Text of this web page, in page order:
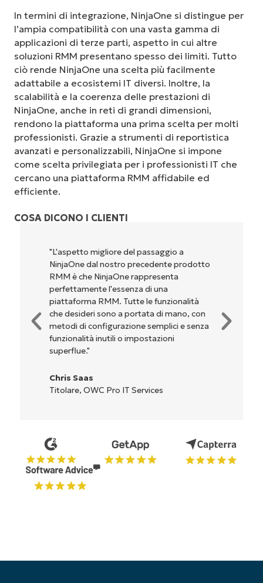
In termini di integrazione, NinjaOne si distingue per
l’ampia compatibilità con una vasta gamma di
applicazioni di terze parti, aspetto in cui altre
soluzioni RMM presentano spesso dei limiti. Tutto
ciò rende NinjaOne una scelta più facilmente
adattabile a ecosistemi IT diversi. Inoltre, la
scalabilità e la coerenza delle prestazioni di
NinjaOne, anche in reti di grandi dimensioni,
rendono la piattaforma una prima scelta per molti
professionisti. Grazie a strumenti di reportistica
avanzati e personalizzabili, NinjaOne si impone
come scelta privilegiata per i professionisti IT che
cercano una piattaforma RMM affidabile ed
efficiente.
COSA DICONO I CLIENTI
"NinjaOne è incredibilmente facile da usare,
perché unisce un’interfaccia fluida a
potenti funzionalità di back-end. La
configurazione e la gestione
dell'interfaccia non sono affatto
complicate. Tutte le opzioni e gli strumenti
sono indicati chiaramente e sono intuitivi, e
l'interfaccia è davvero facile da usare."
Reiffenberger.NET Technology Solutions
Inizia la tua prova di 14 giorni
Business